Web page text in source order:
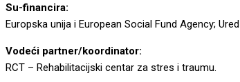
Su-financira:
Europska unija i European Social Fund Agency;
Vodeći partner/koordinator:
RCT – Rehabilitacijski centar za stres i traumu.